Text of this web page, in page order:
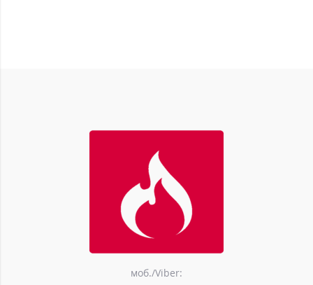
моб./Viber: